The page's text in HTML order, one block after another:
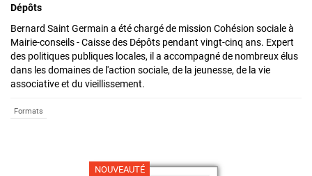
Dépôts
Bernard Saint Germain a été chargé de mission Cohésion sociale à
Mairie-conseils - Caisse des Dépôts pendant vingt-cinq ans. Expert
des politiques publiques locales, il a accompagné de nombreux élus
dans les domaines de l'action sociale, de la jeunesse, de la vie
associative et du vieillissement.
Formats
NOUVEAUTÉ